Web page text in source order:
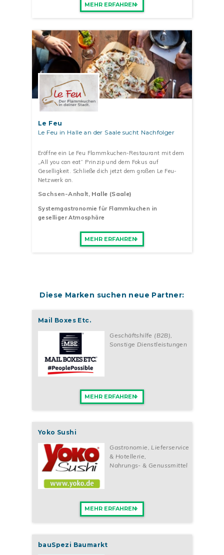
MEHR ERFAHREN
Le Feu
Le Feu in Halle an der Saale sucht Nachfolger
Eröffne ein Le Feu Flammkuchen-Restaurant mit dem
„All you can eat“ Prinzip und dem Fokus auf
Geselligkeit. Schließe dich jetzt dem großen Le Feu-
Netzwerk an.
Sachsen-Anhalt, Halle (Saale)
Systemgastronomie für Flammkuchen in
geselliger Atmosphäre
MEHR ERFAHREN
Diese Marken suchen neue Partner:
Mail Boxes Etc.
Geschäftshilfe (B2B)
Sonstige Dienstleistungen
MEHR ERFAHREN
Yoko Sushi
Gastronomie, Lieferservice
& Hotellerie,
Nahrungs- & Genussmittel
MEHR ERFAHREN
bauSpezi Baumarkt